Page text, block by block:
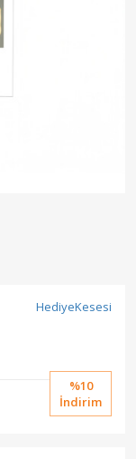
HediyeKesesi
%10
İndirim